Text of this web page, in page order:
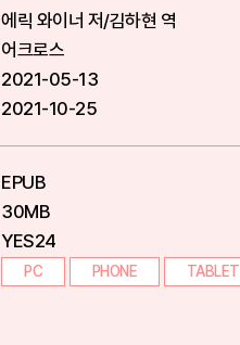
에릭 와이너 저/김하현 역
어크로스
2021-05-13
2021-10-25
EPUB
30MB
YES24
PC PHONE TABLET